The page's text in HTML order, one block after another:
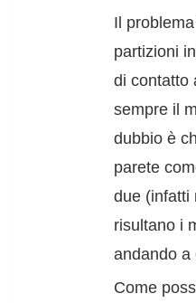
Il
partizioni
di contatto
sempre il
dubbio è
parete
due (infatti
risultano i
andando a
Come